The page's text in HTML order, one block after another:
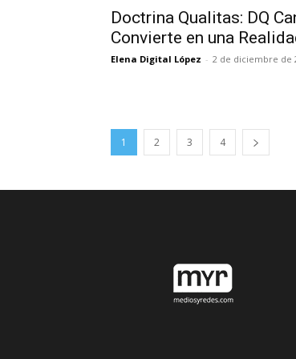
Doctrina Qualitas: DQ
Convierte en una
Elena Digital López - 2 de diciembre de
1 2 3 4